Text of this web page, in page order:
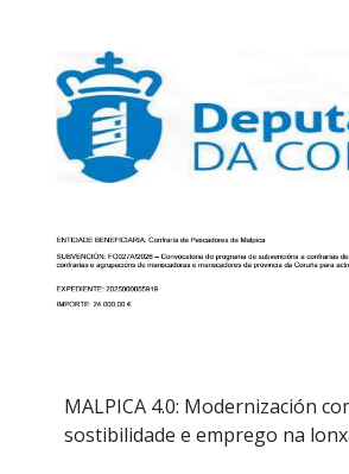
MALPICA 4.0: Modernización
sostibilidade e emprego na